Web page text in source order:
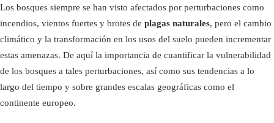
Los bosques siempre se han visto afectados por perturbaciones como
incendios, vientos fuertes y brotes de plagas naturales, pero el cambio
climático y la transformación en los usos del suelo pueden incrementar
estas amenazas. De aquí la importancia de cuantificar la vulnerabilidad
de los bosques a tales perturbaciones, así como sus tendencias a lo
largo del tiempo y sobre grandes escalas geográficas como el
continente europeo.